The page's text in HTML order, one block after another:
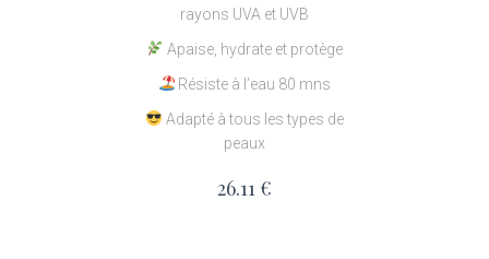
rayons UVA et UVB
Apaise, hydrate et protège
Résiste à l’eau 80 mns
Adapté à tous les types de
peaux
26.11 €